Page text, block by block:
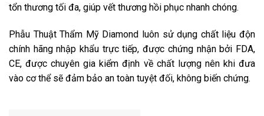
tổn thương tối đa, giúp vết thương hồi phục nhanh chóng.
Phẫu Thuật Thẩm Mỹ Diamond luôn sử dụng chất liệu độn
chính hãng nhập khẩu trực tiếp, được chứng nhận bởi FDA,
CE, được chuyên gia kiểm định về chất lượng nên khi đưa
vào cơ thể sẽ đảm bảo an toàn tuyệt đối, không biến chứng.